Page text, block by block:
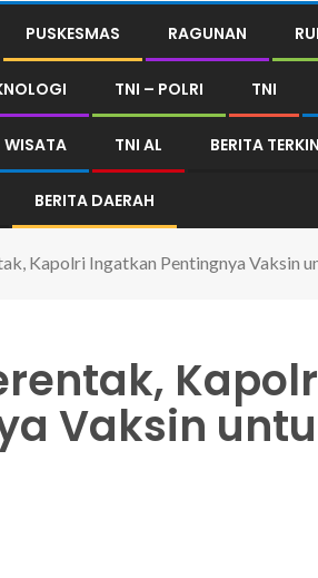
PUSKESMAS RAGUNAN
TNI – POLRI TNI
WISATA TNI AL BERITA
BERITA DAERAH
Kapolri Ingatkan Pentingnya Vaksin
Vaksin